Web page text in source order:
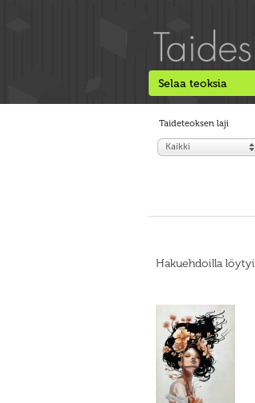
Selaa teoksia
Taideteoksen laji
Kaikki
Hakuehdoilla löytyi